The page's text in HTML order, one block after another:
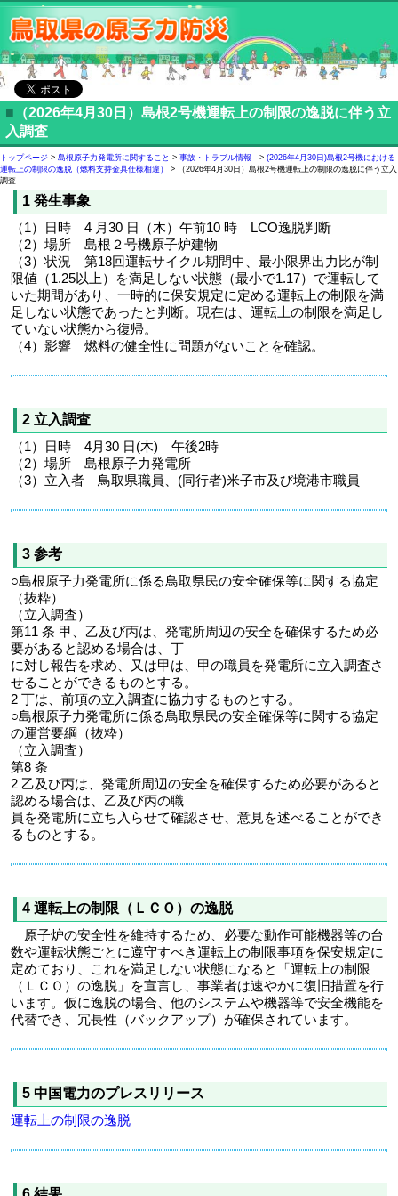
■ （2026年4月30日）島根2号機運転上の制限の逸脱に伴う立
入調査
トップページ > 島根原子力発電所に関すること > 事故・トラブル情報 > (2026年4月30日)島根2号機における
運転上の制限の逸脱（燃料支持金具仕様相違）
> （2026年4月30日）島根2号機運転上の制限の逸脱に伴う立入
調査
1 発生事象
（1）日時 4 月30 日（木）午前10 時 LCO逸脱判断
（2）場所 島根２号機原子炉建物
（3）状況 第18回運転サイクル期間中、最小限界出力比が制
限値（1.25以上）を満足しない状態（最小で1.17）で運転して
いた期間があり、一時的に保安規定に定める運転上の制限を満
足しない状態であったと判断。現在は、運転上の制限を満足し
ていない状態から復帰。
（4）影響 燃料の健全性に問題がないことを確認。
2 立入調査
（1）日時 4月30 日(木) 午後2時
（2）場所 島根原子力発電所
（3）立入者 鳥取県職員、(同行者)米子市及び境港市職員
3 参考
○島根原子力発電所に係る鳥取県民の安全確保等に関する協定
（抜粋）
（立入調査）
第11 条 甲、乙及び丙は、発電所周辺の安全を確保するため必
要があると認める場合は、丁
に対し報告を求め、又は甲は、甲の職員を発電所に立入調査さ
せることができるものとする。
2 丁は、前項の立入調査に協力するものとする。
○島根原子力発電所に係る鳥取県民の安全確保等に関する協定
の運営要綱（抜粋）
（立入調査）
第8 条
2 乙及び丙は、発電所周辺の安全を確保するため必要があると
認める場合は、乙及び丙の職
員を発電所に立ち入らせて確認させ、意見を述べることができ
るものとする。
4 運転上の制限（ＬＣＯ）の逸脱
原子炉の安全性を維持するため、必要な動作可能機器等の台
数や運転状態ごとに遵守すべき運転上の制限事項を保安規定に
定めており、これを満足しない状態になると「運転上の制限
（ＬＣＯ）の逸脱」を宣言し、事業者は速やかに復旧措置を行
います。仮に逸脱の場合、他のシステムや機器等で安全機能を
代替でき、冗長性（バックアップ）が確保されています。
5 中国電力のプレスリリース
運転上の制限の逸脱